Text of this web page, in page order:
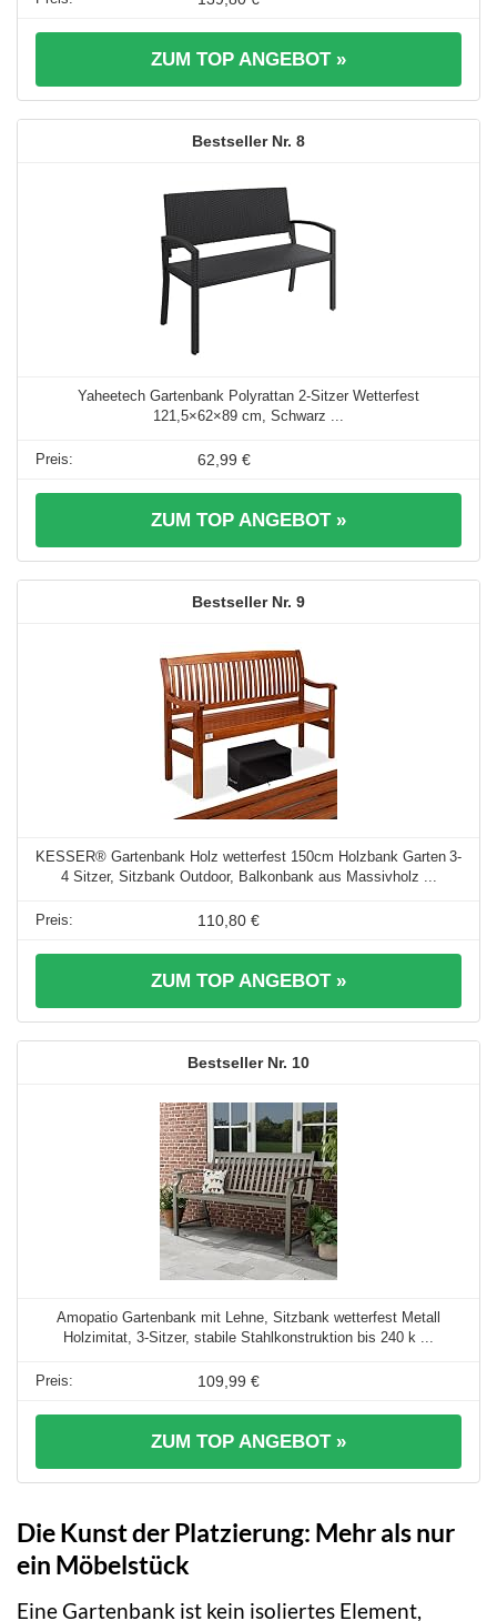
ZUM TOP ANGEBOT »
8
Yaheetech Gartenbank Polyrattan 2-Sitzer Wetterfest
121,5×62×89 cm, Schwarz ...
62,99 €
ZUM TOP ANGEBOT »
9
KESSER® Gartenbank Holz wetterfest 150cm Holzbank Garten 3-
4 Sitzer, Sitzbank Outdoor, Balkonbank aus Massivholz ...
110,80 €
ZUM TOP ANGEBOT »
10
Amopatio Gartenbank mit Lehne, Sitzbank wetterfest Metall
Holzimitat, 3-Sitzer, stabile Stahlkonstruktion bis 240 k ...
109,99 €
ZUM TOP ANGEBOT »
Die Kunst der Platzierung: Mehr als nur
ein Möbelstück
Eine Gartenbank ist kein isoliertes Element,